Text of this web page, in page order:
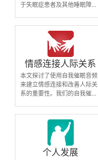
于失眠症患者及其他睡眠障碍
先进的催眠技术，已经帮助数
以万计的用户改善了睡眠质
量。通过使用我们的自我催眠
音频，您可以显著提升睡眠质
量，提升日间生活质量。
情感连接人际关系
本文探讨了使用自我催眠音频
来建立情感连接和改善人际关
系的重要性。我们的自我催眠
改善现有关系或开始新关系的
个体。通过自我催眠，您可以
更好地与自己和他人建立情感
连接，促进更好的社交互动和
人际关系。个人发展